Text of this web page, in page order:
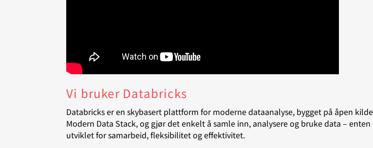
Vi bruker Databricks
Databricks er en skybasert plattform for moderne dataanalyse, bygget på åpen
Modern Data Stack, og gjør det enkelt å samle inn, analysere og bruke data –
utviklet for samarbeid, fleksibilitet og effektivitet.